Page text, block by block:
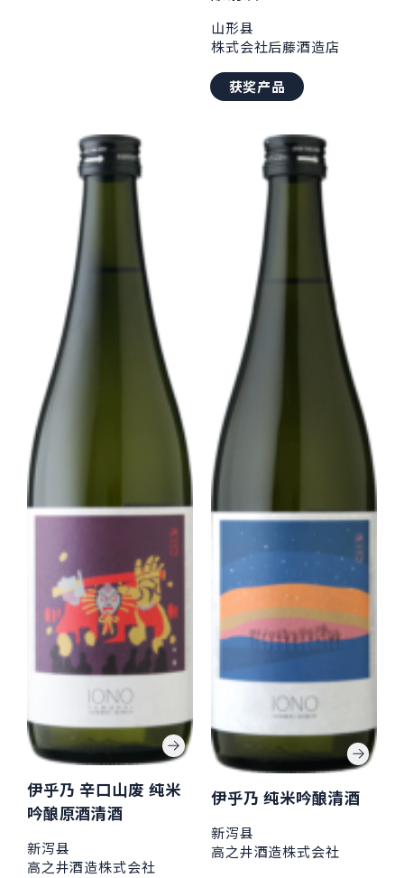
山形县
株式会社后藤酒造店
获奖产品
伊乎乃 辛口山废 纯米
吟酿原酒清酒
新泻县
高之井酒造株式会社
伊乎乃 纯米吟酿清酒
新泻县
高之井酒造株式会社